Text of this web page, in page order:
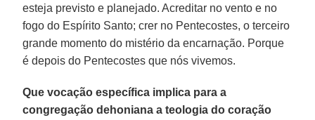
esteja previsto e planejado. Acreditar no vento e no
fogo do Espírito Santo; crer no Pentecostes, o terceiro
grande momento do mistério da encarnação. Porque
é depois do Pentecostes que nós vivemos.
Que vocação específica implica para a
congregação dehoniana a teologia do coração